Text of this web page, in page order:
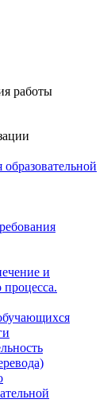
работы
и
процесса.